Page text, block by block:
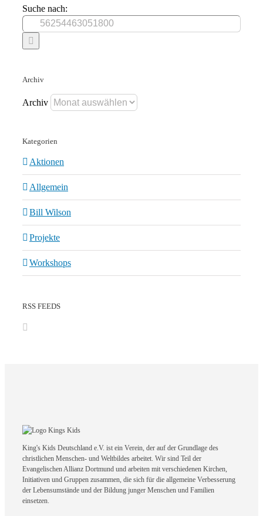
Suche nach:
Archiv
Archiv
Kategorien
Aktionen
Allgemein
Bill Wilson
Projekte
Workshops
RSS FEEDS
King's Kids Deutschland e.V. ist ein Verein, der auf der Grundlage des
christlichen Menschen- und Weltbildes arbeitet. Wir sind Teil der
Evangelischen Allianz Dortmund und arbeiten mit verschiedenen Kirchen,
Initiativen und Gruppen zusammen, die sich für die allgemeine Verbesserung
der Lebensumstände und der Bildung junger Menschen und Familien
einsetzen.